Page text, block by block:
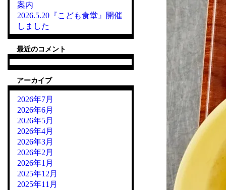
案内
2026.5.20『こども食堂』開催
しました
最近のコメント
アーカイブ
2026年7月
2026年6月
2026年5月
2026年4月
2026年3月
2026年2月
2026年1月
2025年12月
2025年11月